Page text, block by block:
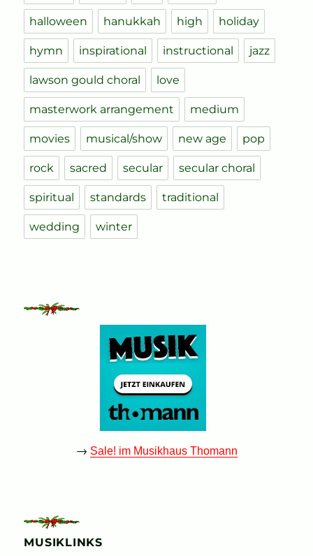
halloween hanukkah high holiday
hymn inspirational instructional jazz
lawson gould choral love
masterwork arrangement medium
movies musical/show new age pop
rock sacred secular secular choral
spiritual standards traditional
wedding winter
→ Sale! im Musikhaus Thomann
MUSIKLINKS